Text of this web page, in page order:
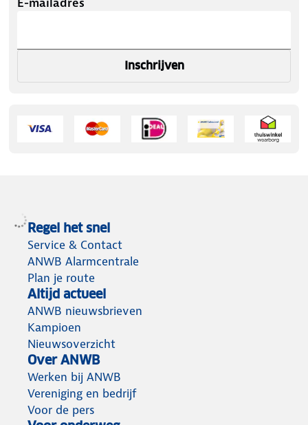
Inschrijven
Regel het snel
Service & Contact
ANWB Alarmcentrale
Plan je route
Altijd actueel
ANWB nieuwsbrieven
Kampioen
Nieuwsoverzicht
Over ANWB
Werken bij ANWB
Vereniging en bedrijf
Voor de pers